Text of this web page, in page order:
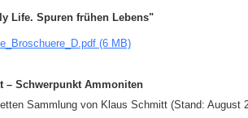
Life. Spuren frühen Lebens"
(6 MB)
Schwerpunkt Ammoniten
Sammlung von Klaus Schmitt (Stand: August